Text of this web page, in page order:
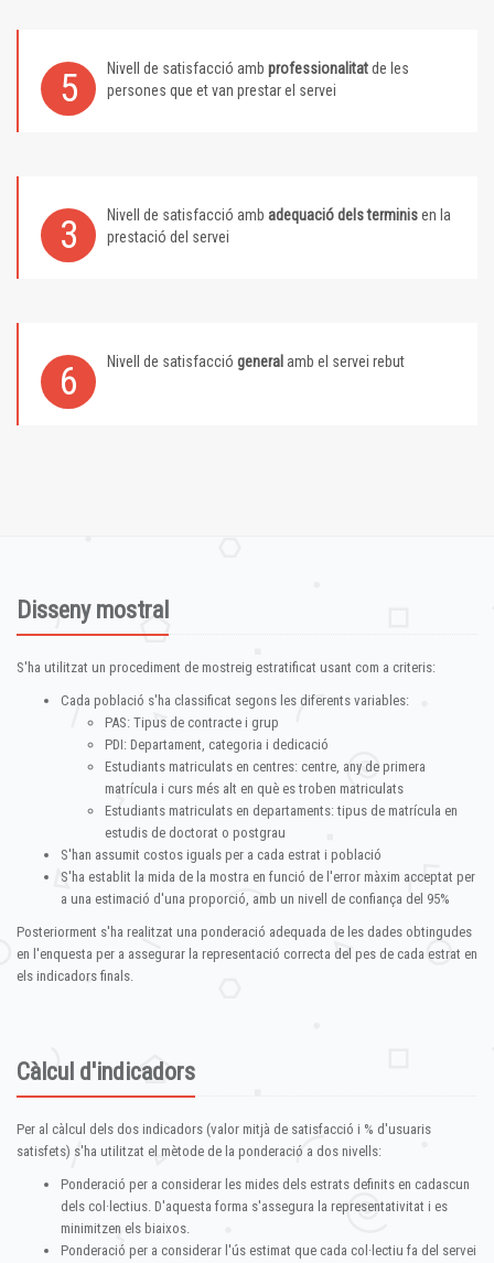
5 Nivell de satisfacció amb professionalitatde les
persones que et van prestar el servei
3 Nivell de satisfacció amb adequació dels terminisen la
prestació del servei
6 Nivell de satisfacció general amb el servei rebut
Disseny mostral
S'ha utilitzat un procediment de mostreig estratificat usant com a criteris:
Cada població s'ha classificat segons les diferents variables:
PAS: Tipus de contracte i grup
PDI: Departament, categoria i dedicació
Estudiants matriculats en centres: centre, any de primera
matrícula i curs més alt en què es troben matriculats
Estudiants matriculats en departaments: tipus de matrícula en
estudis de doctorat o postgrau
S'han assumit costos iguals per a cada estrat i població
S'ha establit la mida de la mostra en funció de l'error màxim acceptat per
a una estimació d'una proporció, amb un nivell de confiança del 95%
Posteriorment s'ha realitzat una ponderació adequada de les dades obtingudes
en l'enquesta per a assegurar la representació correcta del pes de cada estrat en
els indicadors finals.
Càlcul d'indicadors
Per al càlcul dels dos indicadors (valor mitjà de satisfacció i % d'usuaris
satisfets) s'ha utilitzat el mètode de la ponderació a dos nivells:
Ponderació per a considerar les mides dels estrats definits en cadascun
dels col·lectius. D'aquesta forma s'assegura la representativitat i es
minimitzen els biaixos.
Ponderació per a considerar l'ús estimat que cada col·lectiu fa del servei